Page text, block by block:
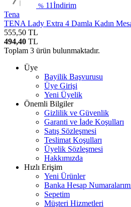
% 11İndirim
Tena
TENA Lady Extra 4 Damla Kadın
555,50 TL
494,40 TL
Toplam 3 ürün bulunmaktadır.
Üye
Bayilik Başvurusu
Üye Girişi
Yeni Üyelik
Önemli Bilgiler
Gizlilik ve Güvenlik
Garanti ve İade Koşulları
Satış Sözleşmesi
Teslimat Koşulları
Üyelik Sözleşmesi
Hakkımızda
Hızlı Erişim
Yeni Ürünler
Banka Hesap
Sepetim
Müşteri Hizmetleri